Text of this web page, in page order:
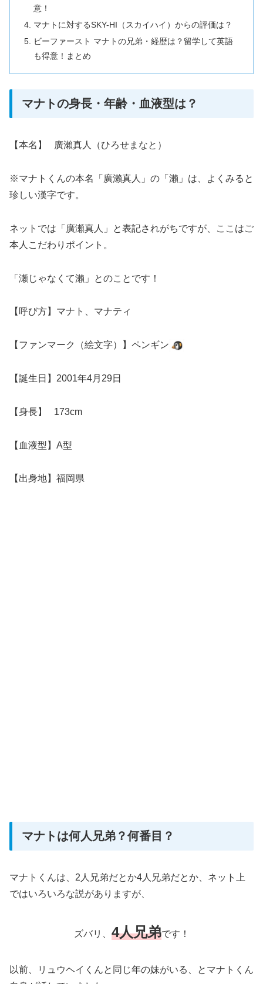
意！
マナトに対するSKY-HI（スカイハイ）からの評価は？
ビーファースト マナトの兄弟・経歴は？留学して英語
も得意！まとめ
マナトの身長・年齢・血液型は？
【本名】 廣瀨真人（ひろせまなと）
※マナトくんの本名「廣瀨真人」の「瀨」は、よくみると
珍しい漢字です。
ネットでは「廣瀬真人」と表記されがちですが、ここはご
本人こだわりポイント。
「瀬じゃなくて瀨」とのことです！
【呼び方】マナト、マナティ
【ファンマーク（絵文字）】ペンギン
【誕生日】2001年4月29日
【身長】 173cm
【血液型】A型
【出身地】福岡県
マナトは何人兄弟？何番目？
マナトくんは、2人兄弟だとか4人兄弟だとか、ネット上
ではいろいろな説がありますが、
ズバリ、 4人兄弟です！
以前、リュウヘイくんと同じ年の妹がいる、とマナトくん